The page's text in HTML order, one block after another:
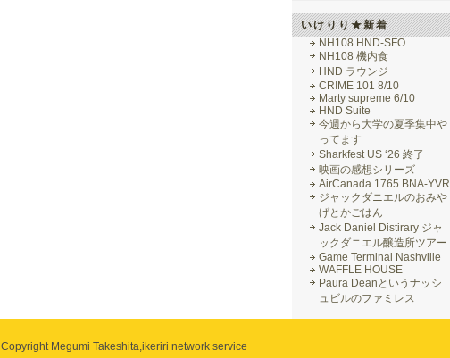
いけりり★新着
NH108 HND-SFO
NH108 機内食
HND ラウンジ
CRIME 101 8/10
Marty supreme 6/10
HND Suite
今週から大学の夏季集中や
ってます
Sharkfest US ‘26 終了
映画の感想シリーズ
AirCanada 1765 BNA-YVR
ジャックダニエルのおみや
げとかごはん
Jack Daniel Distirary ジャ
ックダニエル醸造所ツアー
Game Terminal Nashville
WAFFLE HOUSE
Paura Deanというナッシ
ュビルのファミレス
Copyright Megumi Takeshita,ikeriri network service